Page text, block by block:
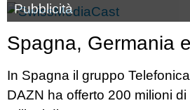
Pubblicità
Spagna, Germania
In Spagna il gruppo
DAZN ha offerto 200 milioni